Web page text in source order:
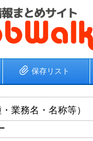
保存リスト
業務名・名称等）